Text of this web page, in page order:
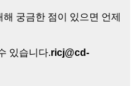
해 궁금한 점이 있으면 언제
있습니다.ricj@cd-